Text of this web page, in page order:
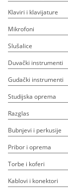
Klaviri i klavijature
Mikrofoni
Slušalice
Duvački instrumenti
Gudački instrumenti
Studijska oprema
Razglas
Bubnjevi i perkusije
Pribor i oprema
Torbe i koferi
Kablovi i konektori